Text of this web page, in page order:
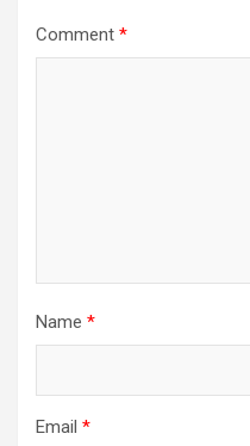
Comment *
Name *
Email *